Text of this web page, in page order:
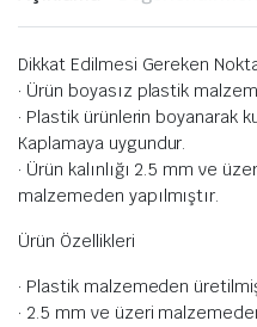
Dikkat Edilmesi Gereken
· Ürün boyasız plastik
· Plastik ürünlerin boyanarak
Kaplamaya uygundur.
· Ürün kalınlığı 2.5 mm ve
malzemeden yapılmıştır.
Ürün Özellikleri
· Plastik malzemeden
· 2.5 mm ve üzeri